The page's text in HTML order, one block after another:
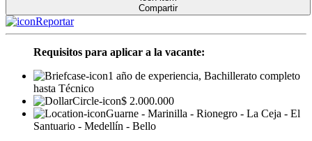
Compartir
Reportar
Requisitos para aplicar a la vacante:
1 año de experiencia, Bachillerato completo
hasta Técnico
$ 2.000.000
Guarne - Marinilla - Rionegro - La Ceja - El
Santuario - Medellín - Bello